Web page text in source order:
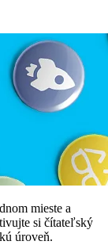
mieste a
si čítateľský
úroveň.